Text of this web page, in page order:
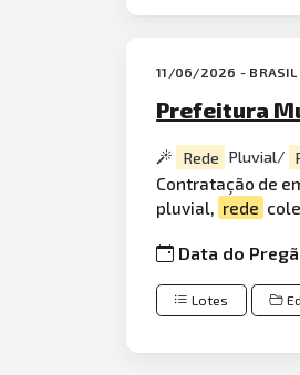
11/06/2026 - BRASIL
Prefeitura
Rede Pluvial/
Contratação de
pluvial, rede
Data do
Lotes